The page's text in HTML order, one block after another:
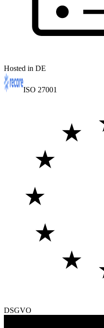
Hosted in DE
ISO 27001
★
★
★
★
★
DSGVO